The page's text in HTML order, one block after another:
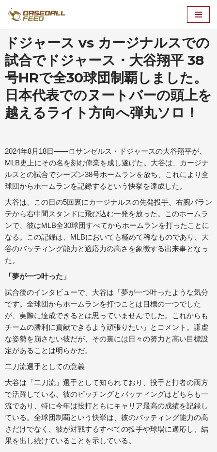
ン
テ
ン
ツ
へ
ス
キ
ッ
ドジャース vs カージナルスでの
試合でドジャース・大谷翔平 38
号HRで全30球団制覇しました。
日本代表でのヌートバーの頭上を
越えるライト方向へ弾丸ソロ！
2024年8月18日――ロサンゼルス・ドジャースの大谷翔平が、
MLB史上にその名を刻む偉業を成し遂げた。大谷は、カージナ
ルスとの試合でシーズン38号ホームランを放ち、これにより全
球団からホームランを記録するという快挙を達成した。
大谷は、この日の5回裏にカージナルスの先発投手、右腕パラン
テから右中間スタンドに飛び込む一発を放った。このホームラ
ンで、彼はMLB全30球団すべてからホームランを打ったことに
なる。この記録は、MLBにおいても極めて稀なものであり、大
谷のバッティング能力と適応力の高さを象徴する出来事となっ
た。
「夢が一つ叶った」
試合後のインタビューで、大谷は「夢が一つ叶ったような気分
です。全球団からホームランを打つことは目標の一つでした
が、実際に達成できるとは思っていませんでした。これからも
チームの勝利に貢献できるよう頑張りたい」とコメント。謙虚
な姿勢を崩さない彼だが、その裏には日々の努力と高い目標設
定があることは明らかだ。
二刀流選手としての意義
大谷は「二刀流」選手として知られており、投手と打者の両方
で活躍している。彼のピッチングとバッティングはどちらも一
流であり、特に今年は投打ともにキャリア最高の成績を記録し
ている。全球団制覇という快挙は、彼のバッティング能力の高
さだけでなく、彼が対戦するすべての投手や球場に適応し、結
果を出し続けていることを示している。